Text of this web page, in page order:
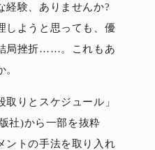
験、ありませんか?
しようと思っても、優
局挫折……。これもあ
りとスケジュール」
社)から一部を抜粋
ントの手法を取り入れ